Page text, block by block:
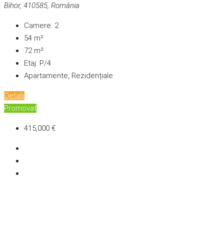
Bihor, 410585, România
Camere: 2
54 m²
72m²
Etaj: P/4
Apartamente, Rezidențiale
Detalii
Promovat
415,000 €